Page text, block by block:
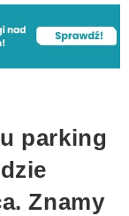
parking
Znamy